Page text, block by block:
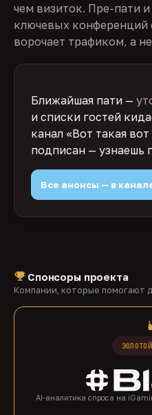
чем визиток. Пре-пати
ключевых конференций
ворочает трафиком, а
Ближайшая пати —
и списки гостей
канал «Вот такая
подписан — узнаешь
Все анонсы — в
Спонсоры проекта
Компании, которые помогают
AI-аналитика спроса на